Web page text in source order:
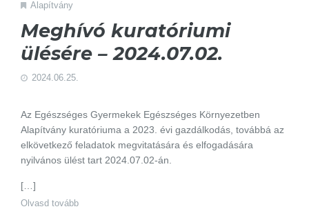
Alapítvány
Meghívó kuratóriumi
ülésére – 2024.07.02.
2024.06.25.
Az Egészséges Gyermekek Egészséges Környezetben
Alapítvány kuratóriuma a 2023. évi gazdálkodás, továbbá az
elkövetkező feladatok megvitatására és elfogadására
nyilvános ülést tart 2024.07.02-án.
[…]
Olvasd tovább